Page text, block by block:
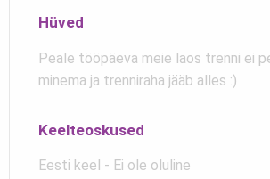
Hüved
Peale tööpäeva meie laos trenni ei
minema ja trenniraha jääb alles :)
Keelteoskused
Eesti keel - Ei ole oluline